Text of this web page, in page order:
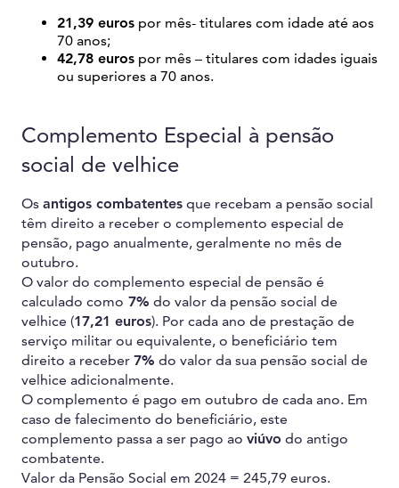
21,39 euros por mês- titulares com idade até aos
70 anos;
42,78 euros por mês – titulares com idades iguais
ou superiores a 70 anos.
Complemento Especial à pensão
social de velhice
Os antigos combatentes que recebam a pensão social
têm direito a receber o complemento especial de
pensão, pago anualmente, geralmente no mês de
outubro.
O valor do complemento especial de pensão é
calculado como 7% do valor da pensão social de
velhice (17,21 euros). Por cada ano de prestação de
serviço militar ou equivalente, o beneficiário tem
direito a receber 7% do valor da sua pensão social de
velhice adicionalmente.
O complemento é pago em outubro de cada ano. Em
caso de falecimento do beneficiário, este
complemento passa a ser pago ao viúvo do antigo
combatente.
Valor da Pensão Social em 2024 = 245,79 euros.